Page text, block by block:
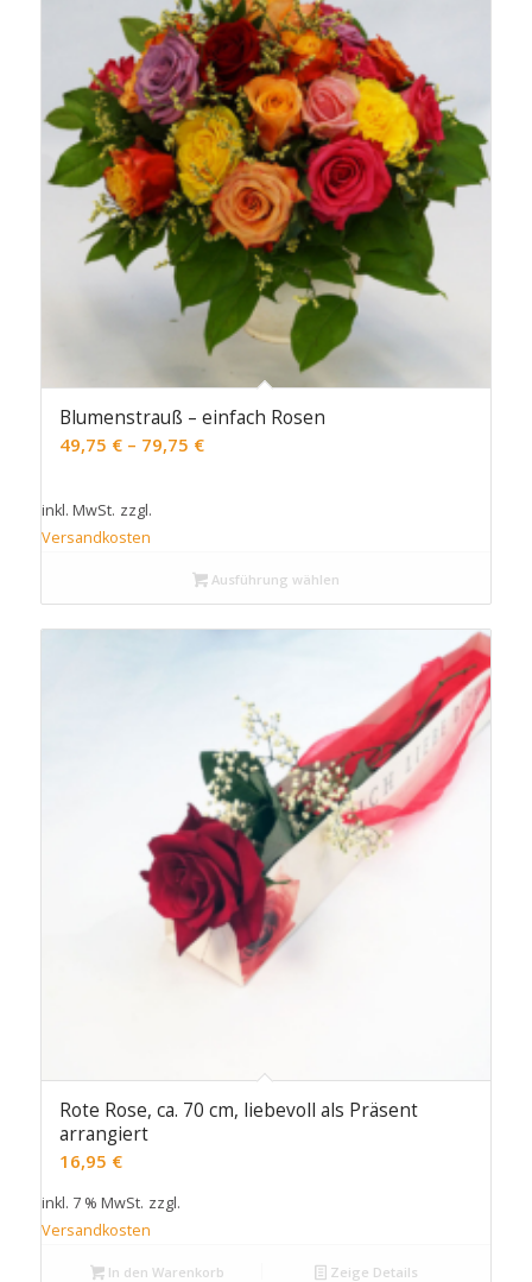
Blumenstrauß – einfach Rosen
49,75 €– 79,75 €
inkl. MwSt. zzgl.
Versandkosten
Ausführung wählen
Rote Rose, ca. 70 cm, liebevoll als Präsent
arrangiert
16,95 €
inkl. 7 % MwSt. zzgl.
Versandkosten
In den Warenkorb Zeige Details